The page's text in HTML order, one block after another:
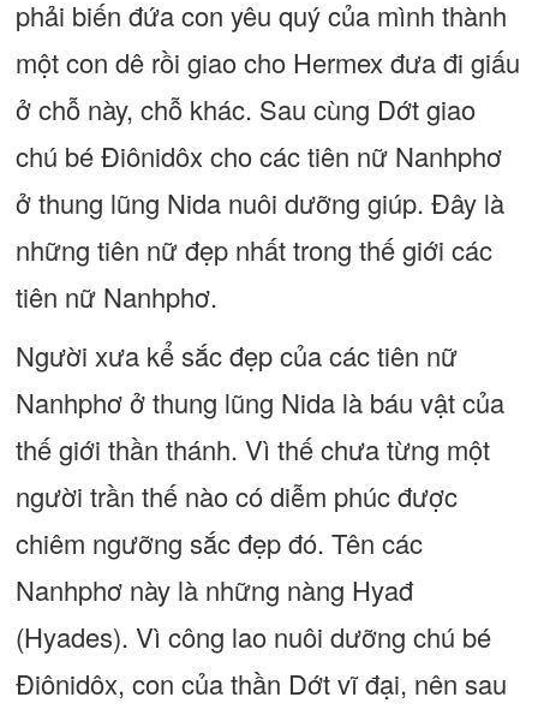
phải biến đứa con yêu quý của mình thành
một con dê rồi giao cho Hermex đưa đi giấu
ở chỗ này, chỗ khác. Sau cùng Dớt giao
chú bé Điônidôx cho các tiên nữ Nanhphơ
ở thung lũng Nida nuôi dưỡng giúp. Đây là
những tiên nữ đẹp nhất trong thế giới các
tiên nữ Nanhphơ.
Người xưa kể sắc đẹp của các tiên nữ
Nanhphơ ở thung lũng Nida là báu vật của
thế giới thần thánh. Vì thế chưa từng một
người trần thế nào có diễm phúc được
chiêm ngưỡng sắc đẹp đó. Tên các
Nanhphơ này là những nàng Hyađ
(Hyades). Vì công lao nuôi dưỡng chú bé
Điônidôx, con của thần Dớt vĩ đại, nên sau